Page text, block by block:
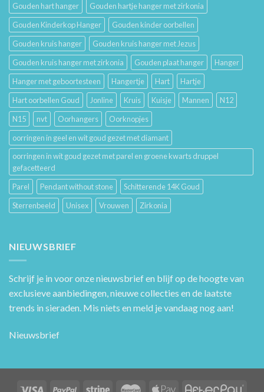
Gouden hart hanger
Gouden hartje hanger met zirkonia
Gouden Kinderkop Hanger
Gouden kinder oorbellen
Gouden kruis hanger
Gouden kruis hanger met Jezus
Gouden kruis hanger met zirkonia
Gouden plaat hanger
Hanger
Hanger met geboortesteen
Hangertje Hart
Hartje
Hart oorbellen Goud
Jonline Kruis Kuisje Mannen
N12
N15
nvt Oorhangers
Oorknopjes
oorringen in geel en wit goud gezet met diamant
oorringen in wit goud gezet met parel en groene kwarts druppel
gefacetteerd
Parel
Pendant without stone
Schitterende 14K Goud
Sterrenbeeld
Unisex Vrouwen Zirkonia
NIEUWSBRIEF
Schrijf je in voor onze nieuwsbrief en blijf op de hoogte van
exclusieve aanbiedingen, nieuwe collecties en de laatste
trends in sieraden. Mis niets en meld je vandaag nog aan!
Nieuwsbrief